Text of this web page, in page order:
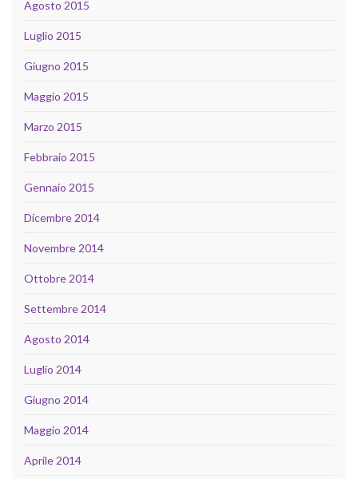
Agosto 2015
Luglio 2015
Giugno 2015
Maggio 2015
Marzo 2015
Febbraio 2015
Gennaio 2015
Dicembre 2014
Novembre 2014
Ottobre 2014
Settembre 2014
Agosto 2014
Luglio 2014
Giugno 2014
Maggio 2014
Aprile 2014